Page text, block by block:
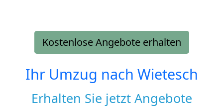
Kostenlose Angebote erhalten
Ihr Umzug nach Wietesch
Erhalten Sie jetzt Angebote